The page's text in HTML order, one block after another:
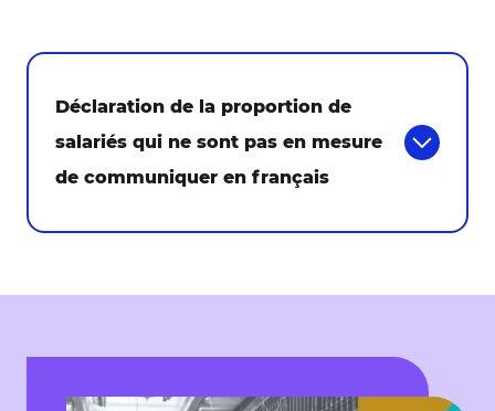
Déclaration de la proportion de
salariés qui ne sont pas en mesure
de communiquer en français